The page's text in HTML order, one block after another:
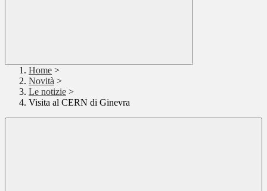
Home >
Novità >
Le notizie >
Visita al CERN di Ginevra